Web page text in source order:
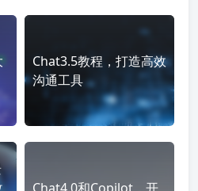
Chat3.5教程，打造高效
沟通工具